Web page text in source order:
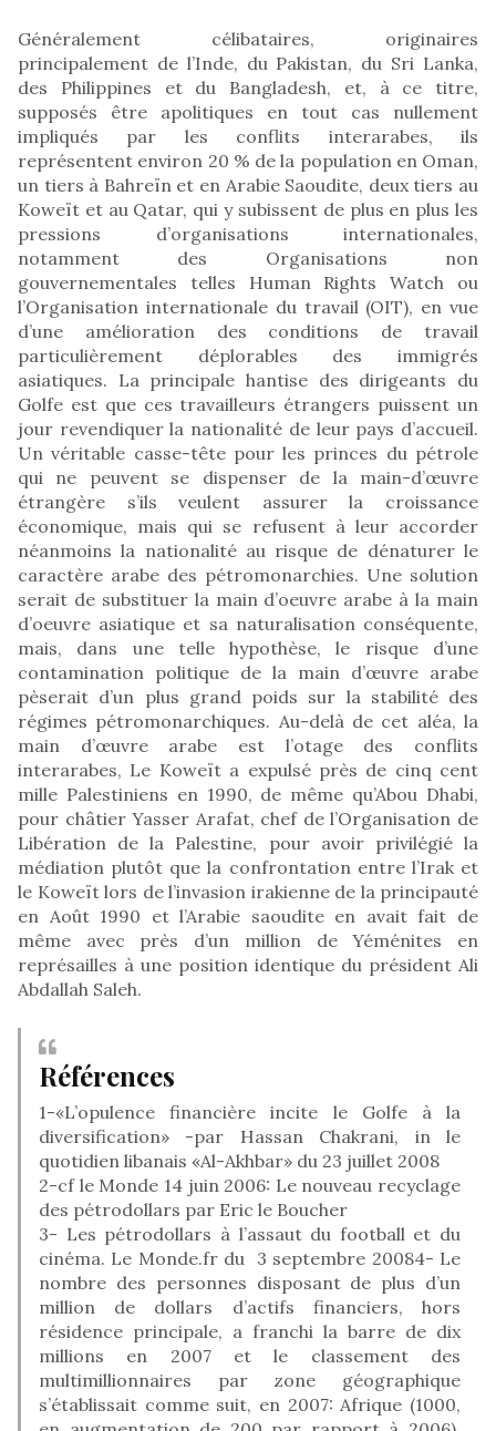
Généralement célibataires, originaires
principalement de l’Inde, du Pakistan, du Sri Lanka,
des Philippines et du Bangladesh, et, à ce titre,
supposés être apolitiques en tout cas nullement
impliqués par les conflits interarabes, ils
représentent environ 20 % de la population en Oman,
un tiers à Bahreïn et en Arabie Saoudite, deux tiers au
Koweït et au Qatar, qui y subissent de plus en plus les
pressions d’organisations internationales,
notamment des Organisations non
gouvernementales telles Human Rights Watch ou
l’Organisation internationale du travail (OIT), en vue
d’une amélioration des conditions de travail
particulièrement déplorables des immigrés
asiatiques. La principale hantise des dirigeants du
Golfe est que ces travailleurs étrangers puissent un
jour revendiquer la nationalité de leur pays d’accueil.
Un véritable casse-tête pour les princes du pétrole
qui ne peuvent se dispenser de la main-d’œuvre
étrangère s’ils veulent assurer la croissance
économique, mais qui se refusent à leur accorder
néanmoins la nationalité au risque de dénaturer le
caractère arabe des pétromonarchies. Une solution
serait de substituer la main d’oeuvre arabe à la main
d’oeuvre asiatique et sa naturalisation conséquente,
mais, dans une telle hypothèse, le risque d’une
contamination politique de la main d’œuvre arabe
pèserait d’un plus grand poids sur la stabilité des
régimes pétromonarchiques. Au-delà de cet aléa, la
main d’œuvre arabe est l’otage des conflits
interarabes, Le Koweït a expulsé près de cinq cent
mille Palestiniens en 1990, de même qu’Abou Dhabi,
pour châtier Yasser Arafat, chef de l’Organisation de
Libération de la Palestine, pour avoir privilégié la
médiation plutôt que la confrontation entre l’Irak et
le Koweït lors de l’invasion irakienne de la principauté
en Août 1990 et l’Arabie saoudite en avait fait de
même avec près d’un million de Yéménites en
représailles à une position identique du président Ali
Abdallah Saleh.
Références
1-«L’opulence financière incite le Golfe à la
diversification» -par Hassan Chakrani, in le
quotidien libanais «Al-Akhbar» du 23 juillet 2008
2-cf le Monde 14 juin 2006: Le nouveau recyclage
des pétrodollars par Eric le Boucher
3- Les pétrodollars à l’assaut du football et du
cinéma. Le Monde.fr du 3 septembre 20084- Le
nombre des personnes disposant de plus d’un
million de dollars d’actifs financiers, hors
résidence principale, a franchi la barre de dix
millions en 2007 et le classement des
multimillionnaires par zone géographique
s’établissait comme suit, en 2007: Afrique (1000,